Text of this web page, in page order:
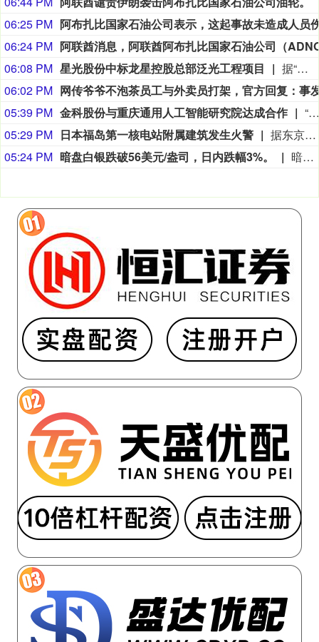
06:25 PM
06:24 PM
06:08 PM 星光股份中标龙星控股总部泛光工程项目
据“星光股份”公众号消息，近日，星光股份成功中标龙星控股总部泛光工程项目。
06:02 PM
05:39 PM 金科股份与重庆通用人工智能研究院达成合作
“金科股份”公众号消息，2026年8月，金科地产集团股份有限公司（简称“金科股份”）与重庆通用人工智能研究院在重庆正式签署全方位合作协议。双方将依托通用人工智能前沿技术，落地不动产全场景智慧解决方案，合力打造重庆“人工智能+不动产”产业标杆项目。
05:29 PM 日本福岛第一核电站附属建筑发生火警
据东京电力公司消息，当地时间8日15时35分左右，日本福岛第一核电站5号、6号机组服务建筑3、4层的火灾报警器发生启动。东京电力公司于当天16时01分向双叶消防本部报警。随后，消防部门赶赴现场确认，但未发现明火或冒烟。事件对核电站厂区设备没有造成影响，监测点以及厂区边界的尘埃监测仪等所测得的放射线量也未发现异常。（央视新闻）
05:24 PM 暗盘白银跌破56美元/盎司，日内跌幅3%。 暗盘白银跌破56美元/盎司，日内跌幅3%。